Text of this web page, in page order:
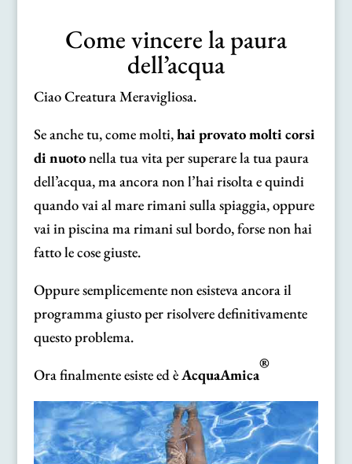
Come vincere la paura
dell’acqua
Ciao Creatura Meravigliosa.
Se anche tu, come molti,hai provato molti corsi
di nuotonella tua vita per superare la tua paura
dell’acqua, ma ancora non l’hai risolta e quindi
quando vai al mare rimani sulla spiaggia, oppure
vai in piscina ma rimani sul bordo, forse non hai
fatto le cose giuste.
Oppure semplicemente non esisteva ancora il
programma giusto per risolvere definitivamente
questo problema.
Ora finalmente esiste ed èAcquaAmica
®